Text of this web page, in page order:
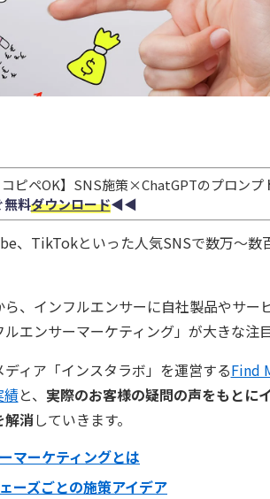
ピペOK】SNS施策×ChatGPTのプロンプ
料ダウンロード◀︎◀︎
、TikTokといった人気SNSで数万～数
、インフルエンサーに自社製品やサー
エンサーマーケティング」が大きな注
ィア「インスタラボ」を運営するFind
績と、 実際のお客様の疑問の声をもとに
解消していきます。
マーケティングとは
ーズごとの施策アイデア